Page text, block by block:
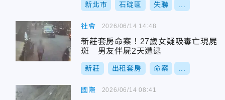
新北市 石碇區 失聯
社會
新莊套房命案！27歲女疑吸毒亡現屍
斑 男友伴屍2天遭逮
新莊 出租套房 命案
2026/06/14 14:48
國際 2026/06/14 08:41